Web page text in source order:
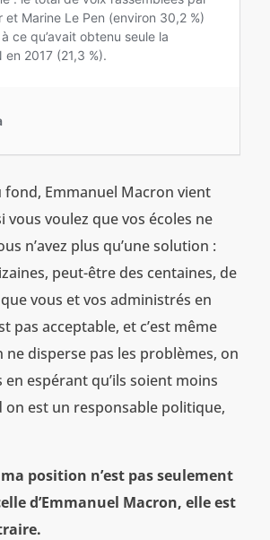
fond, Emmanuel Macron vient
vous voulez que vos écoles ne
n’avez plus qu’une solution :
peut-être des centaines, de
vous et vos administrés en
pas acceptable, et c’est même
ne disperse pas les problèmes, on
en espérant qu’ils soient moins
on est un responsable politique,
position n’est pas seulement
d’Emmanuel Macron, elle est